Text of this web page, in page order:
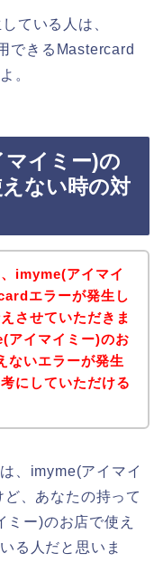
ている人は、
できるMastercard
。
マイミー)の
ない時の対
imyme(アイマイ
エラーが発生し
させていただきま
アイマイミー)のお
ないエラーが発生
にしていただける
、imyme(アイマイ
、あなたの持って
ー)のお店で使え
る人だと思いま